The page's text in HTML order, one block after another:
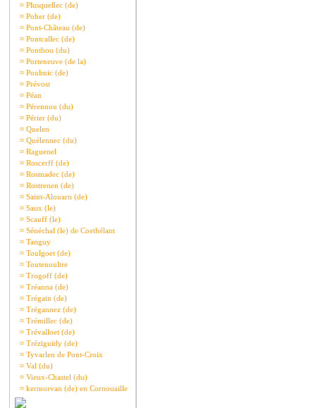
¤ Plusquellec (de)
¤ Poher (de)
¤ Pont-Château (de)
¤ Pontcallec (de)
¤ Ponthou (du)
¤ Porteneuve (de la)
¤ Poulmic (de)
¤ Prévost
¤ Péan
¤ Pérennou (du)
¤ Périer (du)
¤ Quelen
¤ Quélennec (du)
¤ Raguenel
¤ Roscerff (de)
¤ Rosmadec (de)
¤ Rostrenen (de)
¤ Saint-Alouarn (de)
¤ Saux (le)
¤ Scauff (le)
¤ Sénéchal (le) de Coethélant
¤ Tanguy
¤ Toulgoet (de)
¤ Toutenoultre
¤ Trogoff (de)
¤ Tréanna (de)
¤ Trégain (de)
¤ Trégannez (de)
¤ Trémillec (de)
¤ Trévalloet (de)
¤ Tréziguidy (de)
¤ Tyvarlen de Pont-Croix
¤ Val (du)
¤ Vieux-Chastel (du)
¤ kermorvan (de) en Cornouaille